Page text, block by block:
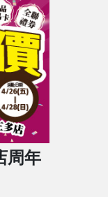
周年